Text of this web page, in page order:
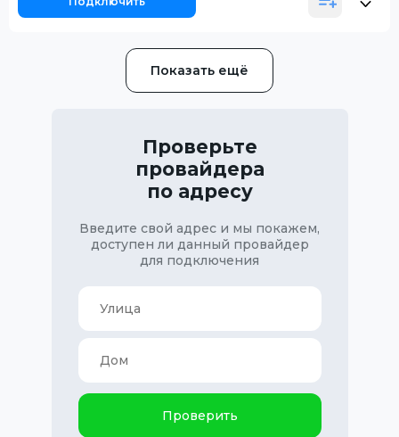
Показать ещё
Проверьте
провайдера
по адресу
Введите свой адрес и мы покажем,
доступен ли данный провайдер
для подключения
Проверить